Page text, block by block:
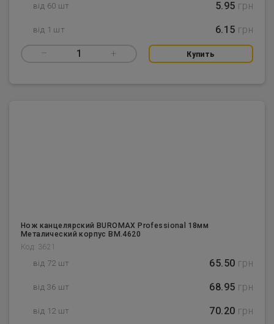
від 60 шт 5.95 грн
від 1 шт 6.15 грн
– 1 + Купить
Нож канцелярский BUROMAX Professional 18мм
Металический корпус BM.4620
Код: 3621
від 72 шт 65.50 грн
від 36 шт 68.95 грн
від 12 шт 70.20 грн